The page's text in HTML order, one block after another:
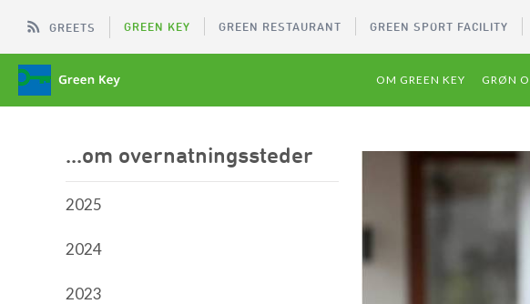
GREETS GREEN KEY GREEN RESTAURANT GREEN SPORT FACILITY
OM GREEN KEY GRØN
...om overnatningssteder
2025
2024
2023